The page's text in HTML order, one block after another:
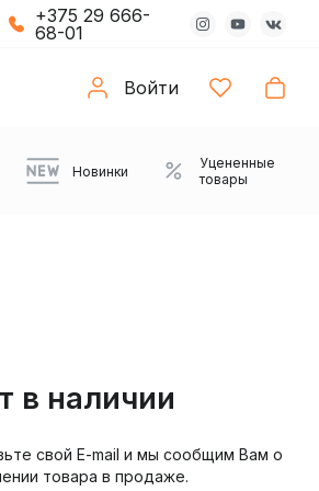
+375 29 666-
68-01
Войти
Аудиоинтерфейсы
Звуковые карты
Саундбары
Веб-камеры
Проекторы
Транспорт
Новинки
Уцененные
товары
в наличии
свой E-mail и мы сообщим Вам о
товара в продаже.